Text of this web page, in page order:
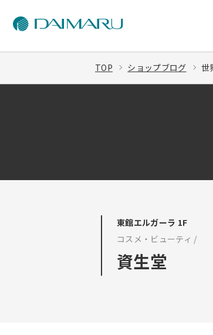
TOP ショップブログ 世
東館エルガーラ 1F
コスメ・ビューティ /
資生堂